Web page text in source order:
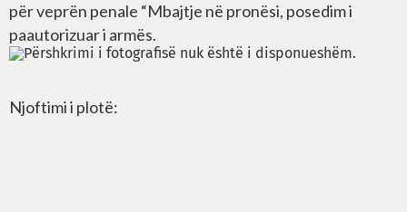
për veprën penale “Mbajtje në pronësi, posedim i
paautorizuar i armës.
Njoftimi i plotë: